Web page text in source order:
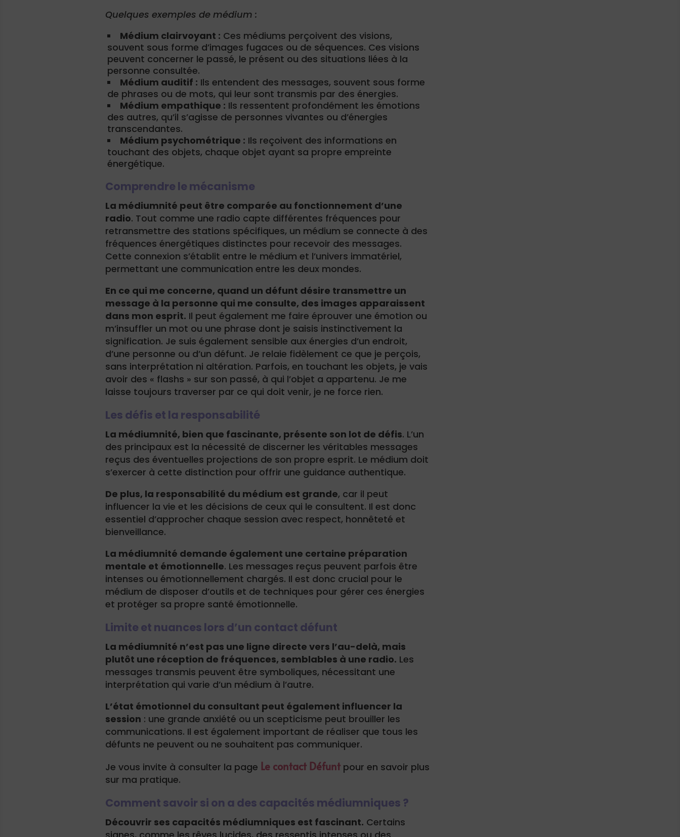
Quelques exemples de médium :
Médium clairvoyant : Ces médiums perçoivent des visions,
souvent sous forme d’images fugaces ou de séquences. Ces visions
peuvent concerner le passé, le présent ou des situations liées à la
personne consultée.
Médium auditif : Ils entendent des messages, souvent sous forme
de phrases ou de mots, qui leur sont transmis par des énergies.
Médium empathique : Ils ressentent profondément les émotions
des autres, qu’il s’agisse de personnes vivantes ou d’énergies
transcendantes.
Médium psychométrique : Ils reçoivent des informations en
touchant des objets, chaque objet ayant sa propre empreinte
énergétique.
Comprendre le mécanisme
La médiumnité peut être comparée au fonctionnement d’une
radio. Tout comme une radio capte différentes fréquences pour
retransmettre des stations spécifiques, un médium se connecte à des
fréquences énergétiques distinctes pour recevoir des messages.
Cette connexion s’établit entre le médium et l’univers immatériel,
permettant une communication entre les deux mondes.
En ce qui me concerne, quand un défunt désire transmettre un
message à la personne qui me consulte, des images apparaissent
dans mon esprit. Il peut également me faire éprouver une émotion ou
m’insuffler un mot ou une phrase dont je saisis instinctivement la
signification. Je suis également sensible aux énergies d’un endroit,
d’une personne ou d’un défunt. Je relaie fidèlement ce que je perçois,
sans interprétation ni altération. Parfois, en touchant les objets, je vais
avoir des « flashs » sur son passé, à qui l’objet a appartenu. Je me
laisse toujours traverser par ce qui doit venir, je ne force rien.
Les défis et la responsabilité
La médiumnité, bien que fascinante, présente son lot de défis. L’un
des principaux est la nécessité de discerner les véritables messages
reçus des éventuelles projections de son propre esprit. Le médium doit
s’exercer à cette distinction pour offrir une guidance authentique.
De plus, la responsabilité du médium est grande, car il peut
influencer la vie et les décisions de ceux qui le consultent. Il est donc
essentiel d’approcher chaque session avec respect, honnêteté et
bienveillance.
La médiumnité demande également une certaine préparation
mentale et émotionnelle. Les messages reçus peuvent parfois être
intenses ou émotionnellement chargés. Il est donc crucial pour le
médium de disposer d’outils et de techniques pour gérer ces énergies
et protéger sa propre santé émotionnelle.
Limite et nuances lors d’un contact défunt
La médiumnité n’est pas une ligne directe vers l’au-delà, mais
plutôt une réception de fréquences, semblables à une radio. Les
messages transmis peuvent être symboliques, nécessitant une
interprétation qui varie d’un médium à l’autre.
L’état émotionnel du consultant peut également influencer la
session : une grande anxiété ou un scepticisme peut brouiller les
communications. Il est également important de réaliser que tous les
défunts ne peuvent ou ne souhaitent pas communiquer.
Je vous invite à consulter la page Le contact Défuntpour en savoir plus
sur ma pratique.
Comment savoir si on a des capacités médiumniques ?
Découvrir ses capacités médiumniques est fascinant. Certains